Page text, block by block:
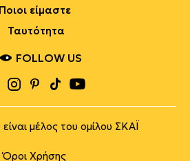
Ποιοι είμαστε
Ταυτότητα
FOLLOW US
μέλος του ομίλου ΣΚΑΪ
Όροι Χρήσης